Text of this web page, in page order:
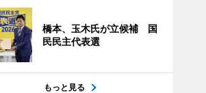
橋本、玉木氏が立候補 国
民民主代表選
もっと見る